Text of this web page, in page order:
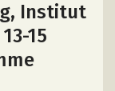
Institut
15